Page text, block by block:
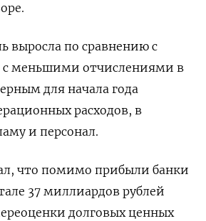
выросла по ​сравнению с
с меньшими отчислениями ⁠в
для ‌начала года
расходов, ‌в
и персонал.
что помимо прибыли ​банки
37 миллиардов рублей
долговых ценных